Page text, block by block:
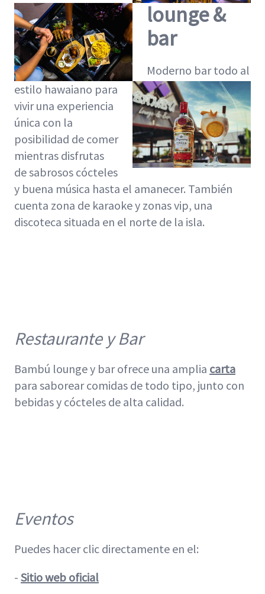
lounge &
bar
Moderno bar todo al
estilo hawaiano para
vivir una experiencia
única con la
posibilidad de comer
mientras disfrutas
de sabrosos cócteles
y buena música hasta el amanecer. También
cuenta zona de karaoke y zonas vip, una
discoteca situada en el norte de la isla.
Restaurante y Bar
Bambú lounge y bar ofrece una amplia carta
para saborear comidas de todo tipo, junto con
bebidas y cócteles de alta calidad.
Eventos
Puedes hacer clic directamente en el:
- Sitio web oficial